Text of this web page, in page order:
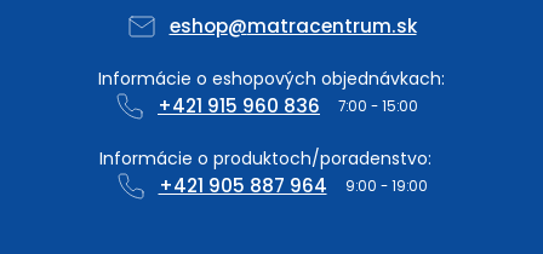
eshop@matracentrum.sk
+421 915 960 836
+421 905 887 964